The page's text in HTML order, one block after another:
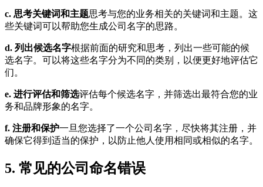
c. 思考关键词和主题思考与您的业务相关的关键词和主题。这
些关键词可以帮助您生成公司名字的思路。
d. 列出候选名字根据前面的研究和思考，列出一些可能的候
选名字。可以将这些名字分为不同的类别，以便更好地评估它
们。
e. 进行评估和筛选评估每个候选名字，并筛选出最符合您的业
务和品牌形象的名字。
f. 注册和保护一旦您选择了一个公司名字，尽快将其注册，并
确保它得到适当的保护，以防止他人使用相同或相似的名字。
5. 常见的公司命名错误